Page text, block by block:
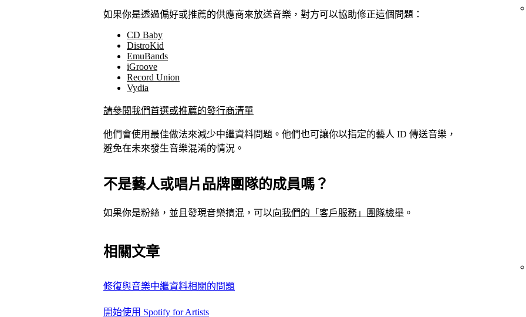
如果你是透過偏好或推薦的供應商來放送音樂，對方可以協助修正這個問題：
CD Baby
DistroKid
EmuBands
iGroove
Record Union
Vydia
請參閱我們首選或推薦的發行商清單
他們會使用最佳做法來減少中繼資料問題。他們也可讓你以指定的藝人 ID 傳送音樂，
避免在未來發生音樂混淆的情況。
不是藝人或唱片品牌團隊的成員嗎？
如果你是粉絲，並且發現音樂搞混，可以向我們的「客戶服務」團隊檢舉 。
相關文章
修復與音樂中繼資料相關的問題
開始使用 Spotify for Artists